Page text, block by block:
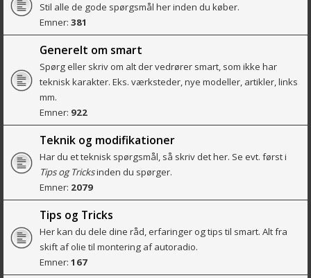
Stil alle de gode spørgsmål her inden du køber.
Emner: 381
Generelt om smart
Spørg eller skriv om alt der vedrører smart, som ikke har
teknisk karakter. Eks. værksteder, nye modeller, artikler, links
mm.
Emner: 922
Teknik og modifikationer
Har du et teknisk spørgsmål, så skriv det her. Se evt. først i
Tips og Tricksinden du spørger.
Emner: 2079
Tips og Tricks
Her kan du dele dine råd, erfaringer og tips til smart. Alt fra
skift af olie til montering af autoradio.
Emner: 167